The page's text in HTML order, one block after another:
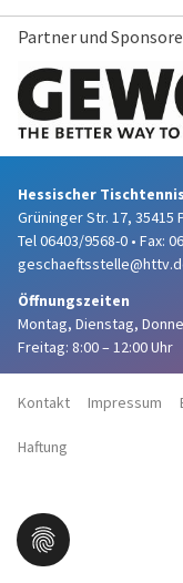
Partner und
Hessischer
Grüninger Str. 17, 35415
Tel 06403/9568-0 • Fax:
Öffnungszeiten
Montag, Dienstag,
Freitag: 8:00 – 12:00 Uhr
Kontakt Impressum
Haftung